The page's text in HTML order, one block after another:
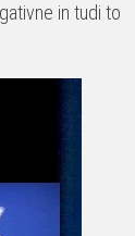
in tudi to